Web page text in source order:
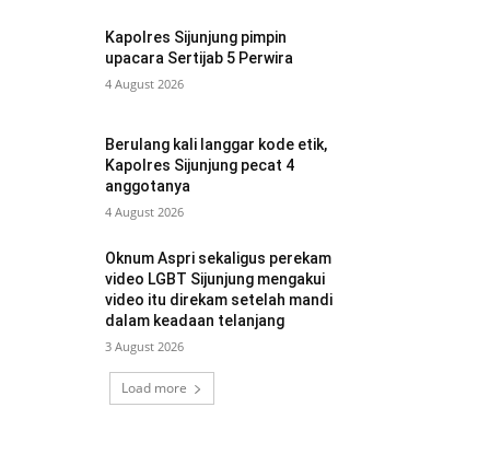
Kapolres Sijunjung pimpin
upacara Sertijab 5 Perwira
4 August 2026
Berulang kali langgar kode etik,
Kapolres Sijunjung pecat 4
anggotanya
4 August 2026
Oknum Aspri sekaligus perekam
video LGBT Sijunjung mengakui
video itu direkam setelah mandi
dalam keadaan telanjang
3 August 2026
Load more